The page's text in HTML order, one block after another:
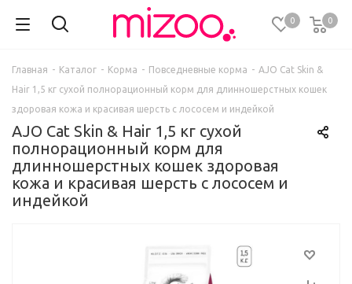
0 0
Главная - Каталог - Корма - Повседневные корма - AJO Cat Skin &
Hair 1,5 кг сухой полнорационный корм для длинношерстных кошек
здоровая кожа и красивая шерсть с лососем и индейкой
AJO Cat Skin & Hair 1,5 кг сухой
полнорационный корм для
длинношерстных кошек здоровая
кожа и красивая шерсть с лососем и
индейкой